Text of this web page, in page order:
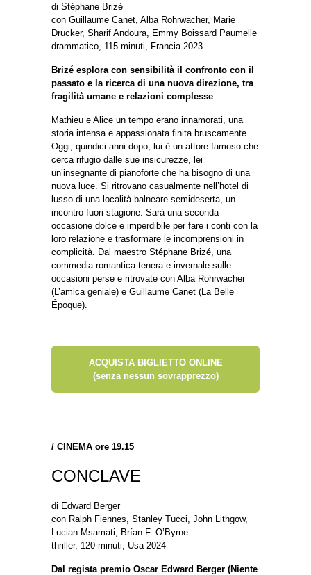
di Stéphane Brizé
con Guillaume Canet, Alba Rohrwacher, Marie
Drucker, Sharif Andoura, Emmy Boissard Paumelle
drammatico, 115 minuti, Francia 2023
Brizé esplora con sensibilità il confronto con il
passato e la ricerca di una nuova direzione, tra
fragilità umane e relazioni complesse
Mathieu e Alice un tempo erano innamorati, una
storia intensa e appassionata finita bruscamente.
Oggi, quindici anni dopo, lui è un attore famoso che
cerca rifugio dalle sue insicurezze, lei
un’insegnante di pianoforte che ha bisogno di una
nuova luce. Si ritrovano casualmente nell’hotel di
lusso di una località balneare semideserta, un
incontro fuori stagione. Sarà una seconda
occasione dolce e imperdibile per fare i conti con la
loro relazione e trasformare le incomprensioni in
complicità. Dal maestro Stéphane Brizé, una
commedia romantica tenera e invernale sulle
occasioni perse e ritrovate con Alba Rohrwacher
(L’amica geniale) e Guillaume Canet (La Belle
Époque).
ACQUISTA BIGLIETTO ONLINE
(senza nessun sovrapprezzo)
/ CINEMA ore 19.15
CONCLAVE
di Edward Berger
con Ralph Fiennes, Stanley Tucci, John Lithgow,
Lucian Msamati, Brían F. O’Byrne
thriller, 120 minuti, Usa 2024
Dal regista premio Oscar Edward Berger (Niente